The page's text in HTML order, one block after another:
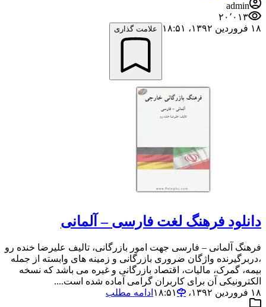
admin
۲۰٬۰۱۳
۱۸ فروردین ۱۳۹۲،‏ ۱۸:۵۱
علامت گذاری
دانلود فرهنگ لغت فارسی – آلمانی
فرهنگ آلمانی – فارسی جهت امور بازرگانی، تالیف علیرضا خنده رو
،دربرگیرنده واژگان ضروری بازرگانی و زمینه های وابسته از جمله
بیمه، گمرک، مالیات، اقتصاد بازرگانی و غیره می باشد که نسخه
الکترونیکی آن برای کاربران گرامی آماده شده است....
۱۸ فروردین ۱۳۹۲،‏ ۱۸:۵۱
ادامه مطلب